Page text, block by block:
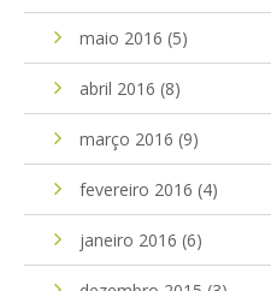
maio 2016 (5)
abril 2016 (8)
março 2016 (9)
fevereiro 2016 (4)
janeiro 2016 (6)